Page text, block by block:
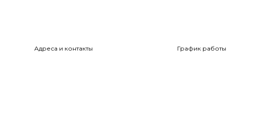
Адреса и контакты График работы